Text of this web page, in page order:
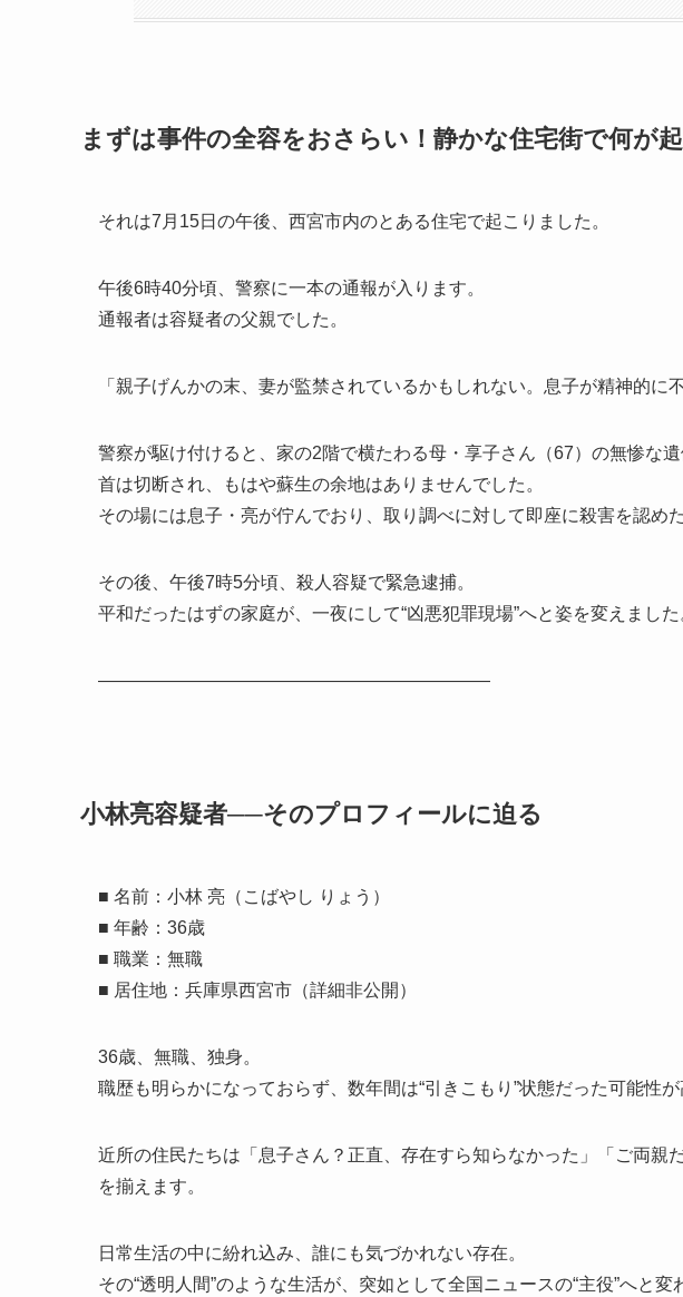
まずは事件の全容をおさらい！静かな住宅街で何が
それは7月15日の午後、西宮市内のとある住宅で起こりました。
午後6時40分頃、警察に一本の通報が入ります。
通報者は容疑者の父親でした。
「親子げんかの末、妻が監禁されているかもしれない。息子が精神的に
警察が駆け付けると、家の2階で横たわる母・享子さん（67）の無惨な遺
首は切断され、もはや蘇生の余地はありませんでした。
その場には息子・亮が佇んでおり、取り調べに対して即座に殺害を認めた
その後、午後7時5分頃、殺人容疑で緊急逮捕。
平和だったはずの家庭が、一夜にして“凶悪犯罪現場”へと姿を変えました
――――――――――――――――――――――
小林亮容疑者──そのプロフィールに迫る
■ 名前：小林 亮（こばやし りょう）
■ 年齢：36歳
■ 職業：無職
■ 居住地：兵庫県西宮市（詳細非公開）
36歳、無職、独身。
職歴も明らかになっておらず、数年間は“引きこもり”状態だった可能性が
近所の住民たちは「息子さん？正直、存在すら知らなかった」「ご両親
を揃えます。
日常生活の中に紛れ込み、誰にも気づかれない存在。
その“透明人間”のような生活が、突如として全国ニュースの“主役”へと変